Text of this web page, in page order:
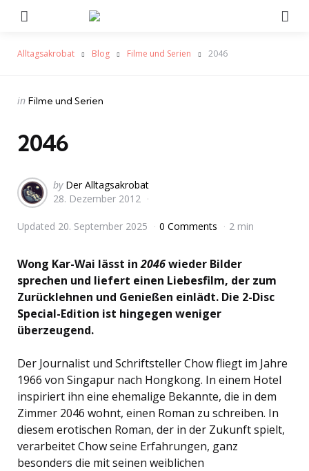
Alltagsakrobat Blog Filme und Serien 2046
Categories
Posted
in Filme und Serien
2046
Posted
by
by Der Alltagsakrobat
28. Dezember 2012
Updated 20. September 2025 0 Comments 2 min
Wong Kar-Wai lässt in2046wieder Bilder
sprechen und liefert einen Liebesfilm, der zum
Zurücklehnen und Genießen einlädt. Die 2-Disc
Special-Edition ist hingegen weniger
überzeugend.
Der Journalist und Schriftsteller Chow fliegt im Jahre
1966 von Singapur nach Hongkong. In einem Hotel
inspiriert ihn eine ehemalige Bekannte, die in dem
Zimmer 2046 wohnt, einen Roman zu schreiben. In
diesem erotischen Roman, der in der Zukunft spielt,
verarbeitet Chow seine Erfahrungen, ganz
besonders die mit seinen weiblichen